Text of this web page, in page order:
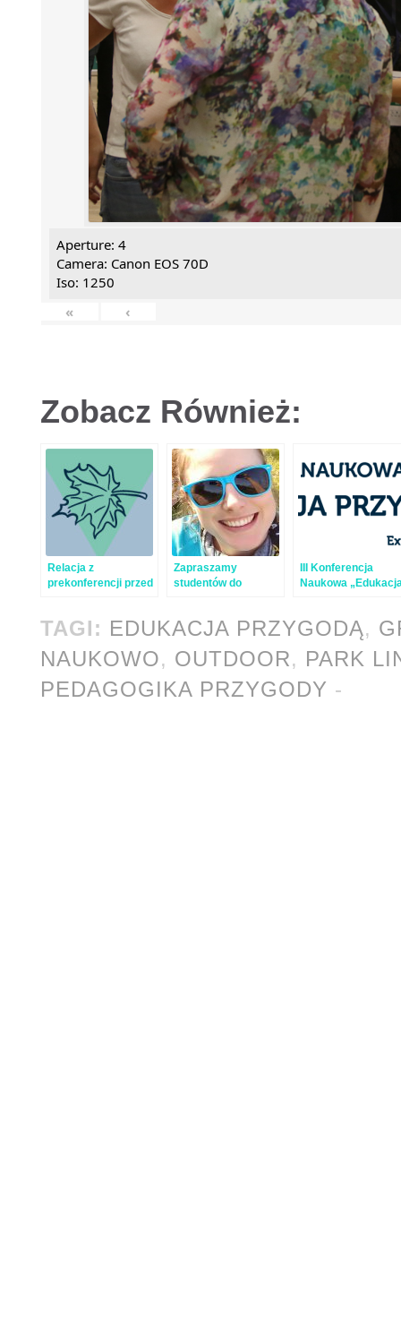
Aperture: 4
Camera: Canon EOS 70D
Iso: 1250
«
‹
Zobacz Również:
Relacja z
prekonferencji przed
Zapraszamy
studentów do
'Edukacja przygodą’!
III Konferencja
Naukowa
TAGI: EDUKACJA PRZYGODĄ,
NAUKOWO, OUTDOOR, PARK
PEDAGOGIKA PRZYGODY -